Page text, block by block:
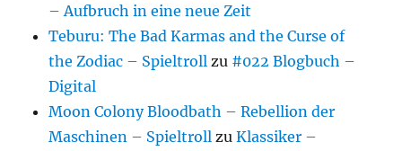
– Aufbruch in eine neue Zeit
Teburu: The Bad Karmas and the Curse of
the Zodiac – Spieltroll zu #022 Blogbuch –
Digital
Moon Colony Bloodbath – Rebellion der
Maschinen – Spieltroll zuKlassiker –